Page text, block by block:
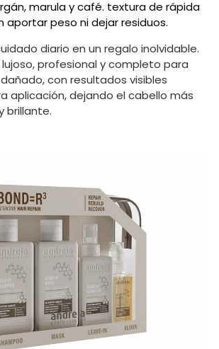
marula y café. textura de rápida
aportar peso ni dejar residuos.
diario en un regalo inolvidable.
profesional y completo para
con resultados visibles
aplicación, dejando el cabello más
brillante.